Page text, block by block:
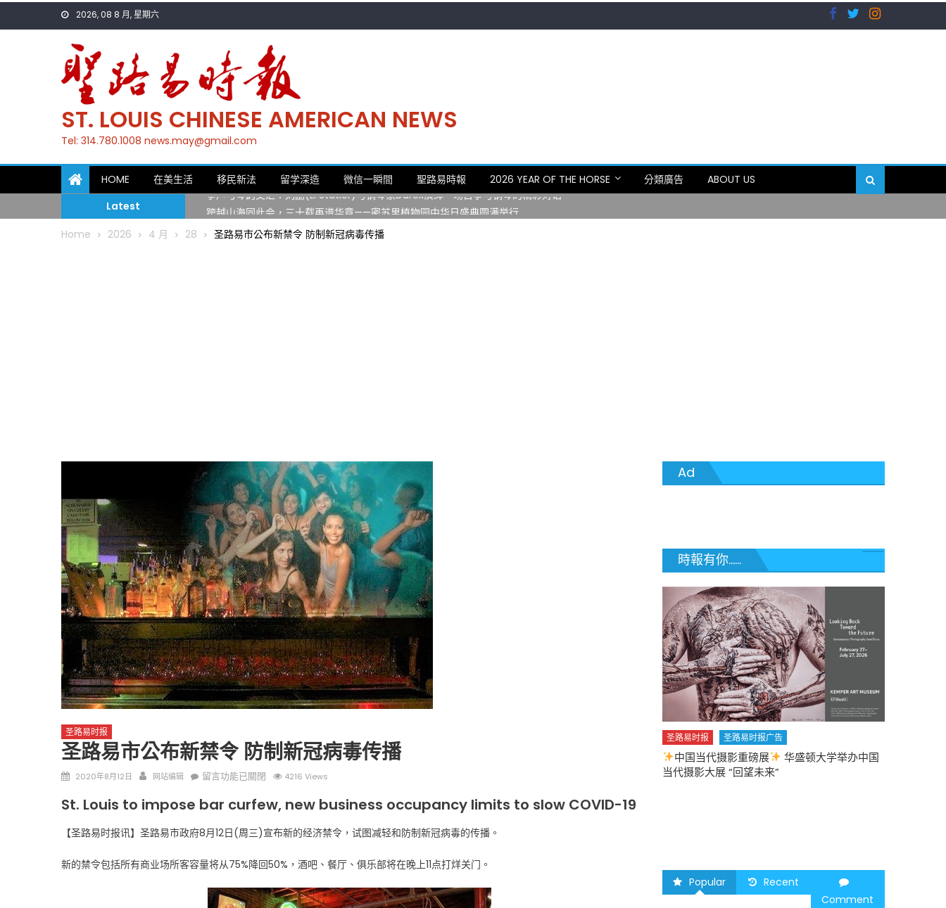
2026, 08 8 月, 星期六
ST. LOUIS CHINESE AMERICAN NEWS
Tel: 314.780.1008 news.may@gmail.com
HOME 在美生活 移民新法 留学深造 微信一瞬間 聖路易時報 2026 YEAR OF THE HORSE 分類廣告
ABOUT US
Latest
一晃三十年，初夏又相逢。中华日，等你来赴约 —— 密苏里植物园“中华日三十周年特别报道（五）
跨越山海同此会，三十载再谱华章——密苏里植物园中华日盛典圆满举行
三十二载跨越时空的相逢
Home 2026 4 月 28 圣路易市公布新禁令 防制新冠病毒传播
圣路易时报
圣路易市公布新禁令 防制新冠病毒传播
Posted
2020年8月12日 Author
网站编辑
在
路
市
布
新
禁
留言功能已關閉 4216 Views
St. Louis to impose bar curfew, new business occupancy limits to slow COVID-19
【圣路易时报讯】圣路易市政府8月12日(周三)宣布新的经济禁令，试图减轻和防制新冠病毒的传播。
新的禁令包括所有商业场所客容量将从75%降回50%，酒吧、餐厅、俱乐部将在晚上11点打烊关门。
Ad
時報有你......
Lu Team 卢长志
圣路易时报 圣路易时报广告
免费健康检查 无需预约 免费赠送血压计供符合
9点至中午 Grace UM Church
圣路易时报 圣路易时报广告
中国当代摄影重磅展
华盛顿大学举办中国
当代摄影大展 “回望未来”
Popular
Recent
Comment